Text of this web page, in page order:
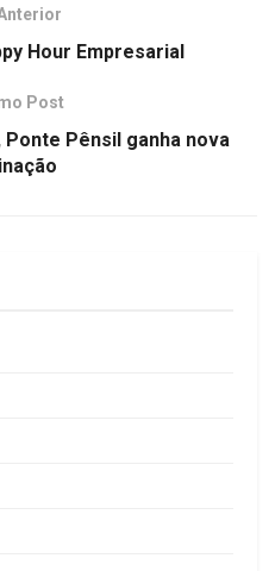
Hour Empresarial
Post
Pênsil ganha nova